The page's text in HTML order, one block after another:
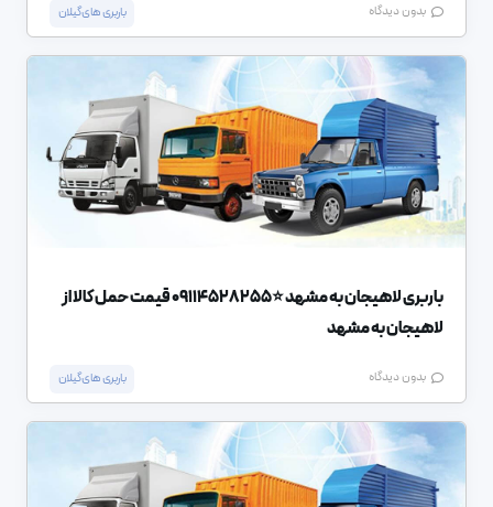
بدون دیدگاه باربری های گیلان
باربری لاهیجان به مشهد ⭐️09114528255 قیمت حمل کالا از
لاهیجان به مشهد
بدون دیدگاه باربری های گیلان